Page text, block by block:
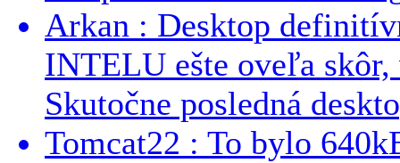
Arkan : Desktop
INTELU ešte oveľa
Skutočne posledná
Tomcat22 : To bylo